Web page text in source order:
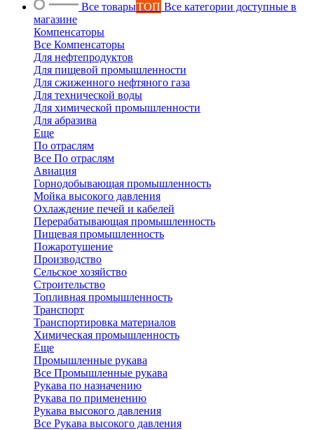
Все товарыТОП Все категории доступные в
магазине
Компенсаторы
Все Компенсаторы
Для нефтепродуктов
Для пищевой промышленности
Для сжиженного нефтяного газа
Для технической воды
Для химической промышленности
Для абразива
Еще
По отраслям
Все По отраслям
Авиация
Горнодобывающая промышленность
Мойка высокого давления
Охлаждение печей и кабелей
Перерабатывающая промышленность
Пищевая промышленность
Пожаротушение
Производство
Сельское хозяйство
Строительство
Топливная промышленность
Транспорт
Транспортировка материалов
Химическая промышленность
Еще
Промышленные рукава
Все Промышленные рукава
Рукава по назначению
Рукава по применению
Рукава высокого давления
Все Рукава высокого давления